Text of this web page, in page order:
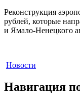
Реконструкция
рублей, которые
и Ямало-Ненецкого
Новости
Навигация